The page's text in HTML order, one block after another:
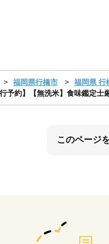
福岡県行橋市
福岡県 行
予約】【無洗米】食味鑑定
このページ